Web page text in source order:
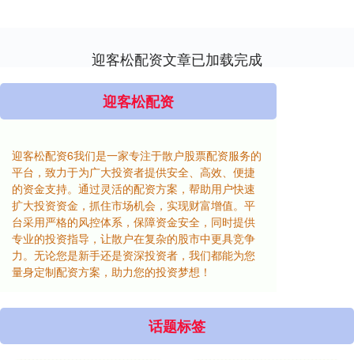
迎客松配资文章已加载完成
迎客松配资
迎客松配资6我们是一家专注于散户股票配资服务的
平台，致力于为广大投资者提供安全、高效、便捷
的资金支持。通过灵活的配资方案，帮助用户快速
扩大投资资金，抓住市场机会，实现财富增值。平
台采用严格的风控体系，保障资金安全，同时提供
专业的投资指导，让散户在复杂的股市中更具竞争
力。无论您是新手还是资深投资者，我们都能为您
量身定制配资方案，助力您的投资梦想！
话题标签